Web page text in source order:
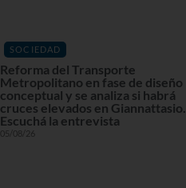
SOCIEDAD
Reforma del Transporte
Metropolitano en fase de diseño
conceptual y se analiza si habrá
cruces elevados en Giannattasio.
Escuchá la entrevista
05/08/26